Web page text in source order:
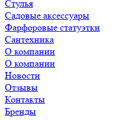
Стулья
Садовые аксессуары
Фарфоровые статуэтки
Сантехника
О компании
О компании
Новости
Отзывы
Контакты
Бренды